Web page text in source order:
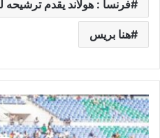
فرنسا : هولاند يقدم ترشيحه
هنا بريس
ا
ل
م